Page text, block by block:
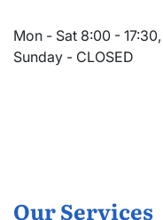
Mon - Sat 8:00 - 17:30,
Sunday - CLOSED
Our Services